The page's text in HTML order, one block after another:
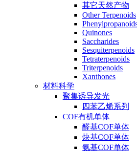
其它天然产物
Other Terpenoids
Quinones
Saccharides
Sesquiterpenoids
Tetraterpenoids
Triterpenoids
Xanthones
材料科学
聚集诱导发光
四苯乙烯系列
COF有机单体
醛基COF单体
炔基COF单体
氨基COF单体